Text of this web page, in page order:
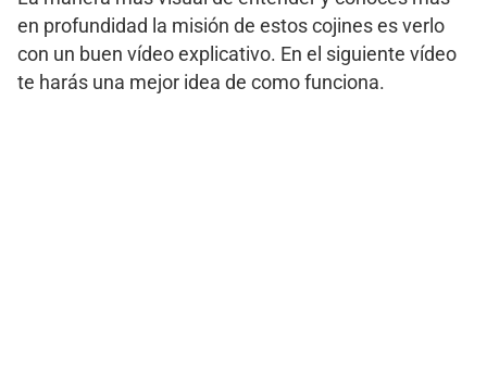
en profundidad la misión de estos cojines es verlo
con un buen vídeo explicativo. En el siguiente vídeo
te harás una mejor idea de como funciona.